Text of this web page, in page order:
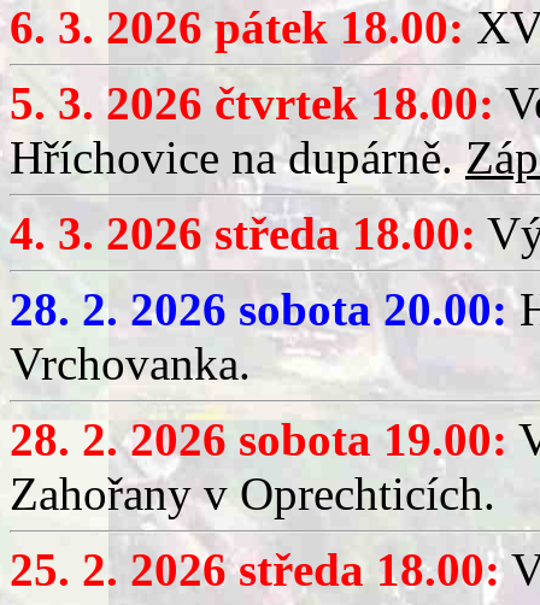
6. 3. 2026 pátek 18.00:
5. 3. 2026 čtvrtek 18.00:
Hříchovice na dupárně.
4. 3. 2026 středa 18.00:
28. 2. 2026 sobota 20.00:
Vrchovanka.
28. 2. 2026 sobota 19.00:
Zahořany v Oprechticích.
25. 2. 2026 středa 18.00: